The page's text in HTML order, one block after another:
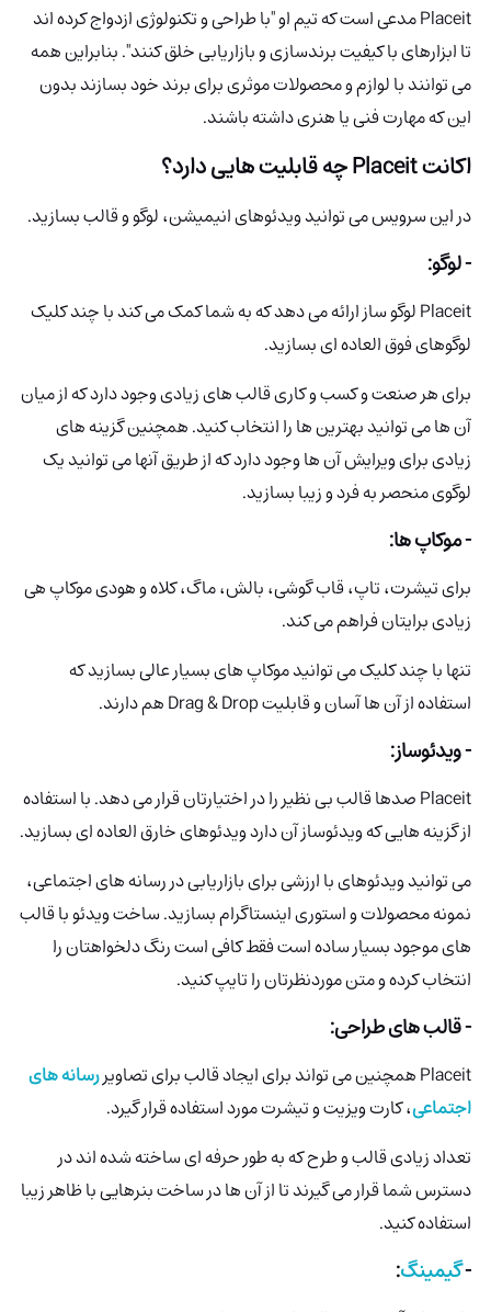
Placeit مدعی است که تیم او "با طراحی و تکنولوژی ازدواج کرده اند
تا ابزارهای با کیفیت برندسازی و بازاریابی خلق کنند". بنابراین همه
می توانند با لوازم و محصولات موثری برای برند خود بسازند بدون
این که مهارت فنی یا هنری داشته باشند.
اکانت Placeit چه قابلیت هایی دارد؟
در این سرویس می توانید ویدئوهای انیمیشن، لوگو و قالب بسازید.
- لوگو:
Placeit لوگو ساز ارائه می دهد که به شما کمک می کند با چند کلیک
لوگوهای فوق العاده ای بسازید.
برای هر صنعت و کسب و کاری قالب های زیادی وجود دارد که از میان
آن ها می توانید بهترین ها را انتخاب کنید. همچنین گزینه های
زیادی برای ویرایش آن ها وجود دارد که از طریق آنها می توانید یک
لوگوی منحصر به فرد و زیبا بسازید.
- موکاپ ها:
برای تیشرت، تاپ، قاب گوشی، بالش، ماگ، کلاه و هودی موکاپ هی
زیادی برایتان فراهم می کند.
تنها با چند کلیک می توانید موکاپ های بسیار عالی بسازید که
استفاده از آن ها آسان و قابلیت Drag & Drop هم دارند.
- ویدئوساز:
Placeit صدها قالب بی نظیر را در اختیارتان قرار می دهد. با استفاده
از گزینه هایی که ویدئوساز آن دارد ویدئوهای خارق العاده ای بسازید.
می توانید ویدئوهای با ارزشی برای بازاریابی در رسانه های اجتماعی،
نمونه محصولات و استوری اینستاگرام بسازید. ساخت ویدئو با قالب
های موجود بسیار ساده است فقط کافی است رنگ دلخواهتان را
انتخاب کرده و متن موردنظرتان را تایپ کنید.
- قالب های طراحی:
Placeit همچنین می تواند برای ایجاد قالب برای تصاویر
رسانه های
اجتماعی، کارت ویزیت و تیشرت مورد استفاده قرار گیرد.
تعداد زیادی قالب و طرح که به طور حرفه ای ساخته شده اند در
دسترس شما قرار می گیرند تا از آن ها در ساخت بنرهایی با ظاهر زیبا
استفاده کنید.
-گیمینگ: